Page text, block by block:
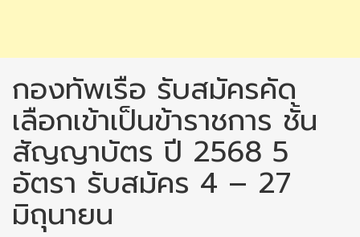
กองทัพเรือ รับสมัครคัด
เลือกเข้าเป็นข้าราชการ ชั้น
สัญญาบัตร ปี 2568 5
อัตรา รับสมัคร 4 – 27
มิถุนายน